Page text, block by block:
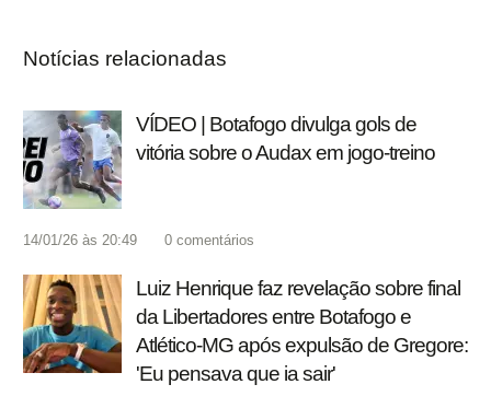
Notícias relacionadas
VÍDEO | Botafogo divulga gols de
vitória sobre o Audax em jogo-treino
14/01/26 às 20:49 0 comentários
Luiz Henrique faz revelação sobre final
da Libertadores entre Botafogo e
Atlético-MG após expulsão de Gregore:
'Eu pensava que ia sair'